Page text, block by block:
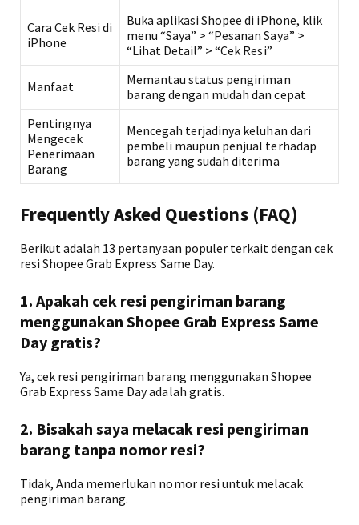
Cara Cek Resi di
iPhone
Buka aplikasi Shopee di iPhone, klik
menu “Saya” > “Pesanan Saya” >
“Lihat Detail” > “Cek Resi”
Manfaat
Memantau status pengiriman
barang dengan mudah dan cepat
Pentingnya
Mengecek
Penerimaan
Barang
Mencegah terjadinya keluhan dari
pembeli maupun penjual terhadap
barang yang sudah diterima
Frequently Asked Questions (FAQ)
Berikut adalah 13 pertanyaan populer terkait dengan cek
resi Shopee Grab Express Same Day.
1. Apakah cek resi pengiriman barang
menggunakan Shopee Grab Express Same
Day gratis?
Ya, cek resi pengiriman barang menggunakan Shopee
Grab Express Same Day adalah gratis.
2. Bisakah saya melacak resi pengiriman
barang tanpa nomor resi?
Tidak, Anda memerlukan nomor resi untuk melacak
pengiriman barang.